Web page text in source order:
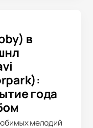
в
года
мелодий